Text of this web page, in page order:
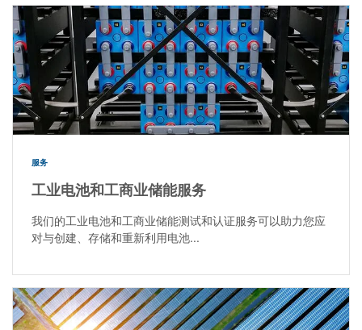
服务
工业电池和工商业储能服务
我们的工业电池和工商业储能测试和认证服务可以助力您应
对与创建、存储和重新利用电池...